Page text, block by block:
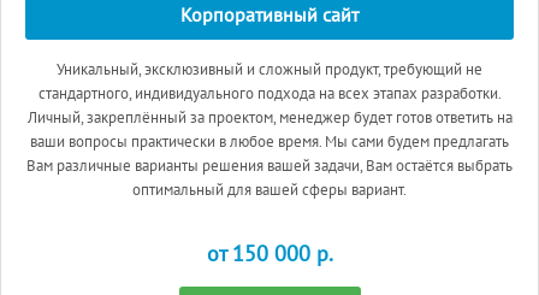
Корпоративный сайт
Уникальный, эксклюзивный и сложный продукт, требующий не
стандартного, индивидуального подхода на всех этапах разработки.
Личный, закреплённый за проектом, менеджер будет готов ответить на
ваши вопросы практически в любое время. Мы сами будем предлагать
Вам различные варианты решения вашей задачи, Вам остаётся выбрать
оптимальный для вашей сферы вариант.
от 150 000 p.